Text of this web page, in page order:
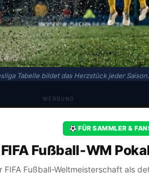
Tabelle bildet das Herzstück jeder Saison.
WERBUNG
FÜR SAMMLER &
FIFA Fußball-WM
FIFA Fußball-Weltmeisterschaft als